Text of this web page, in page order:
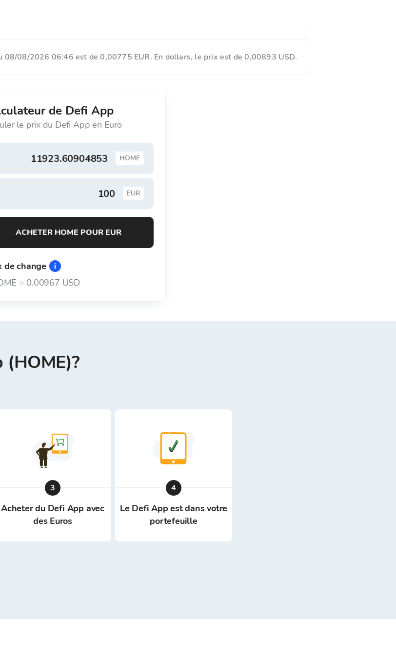
08/08/2026 06:46 est de 0,00775 EUR. En dollars, le prix est de 0,00893 USD.
de Defi App
le prix du Defi App en Euro
HOME
EUR
ACHETER HOME POUR EUR
de change
= 0.00967 USD
3
Acheter du Defi App avec
des Euros
4
Le Defi App est dans votre
portefeuille